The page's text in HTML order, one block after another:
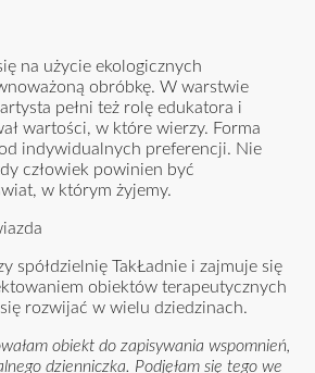
na użycie ekologicznych
obróbkę. W warstwie
pełni też rolę edukatora i
wartości, w które wierzy. Forma
indywidualnych preferencji. Nie
człowiek powinien być
w którym żyjemy.
spółdzielnię TakŁadnie i zajmuje się
obiektów terapeutycznych
rozwijać w wielu dziedzinach.
obiekt do zapisywania wspomnień,
dzienniczka. Podjęłam się tego we